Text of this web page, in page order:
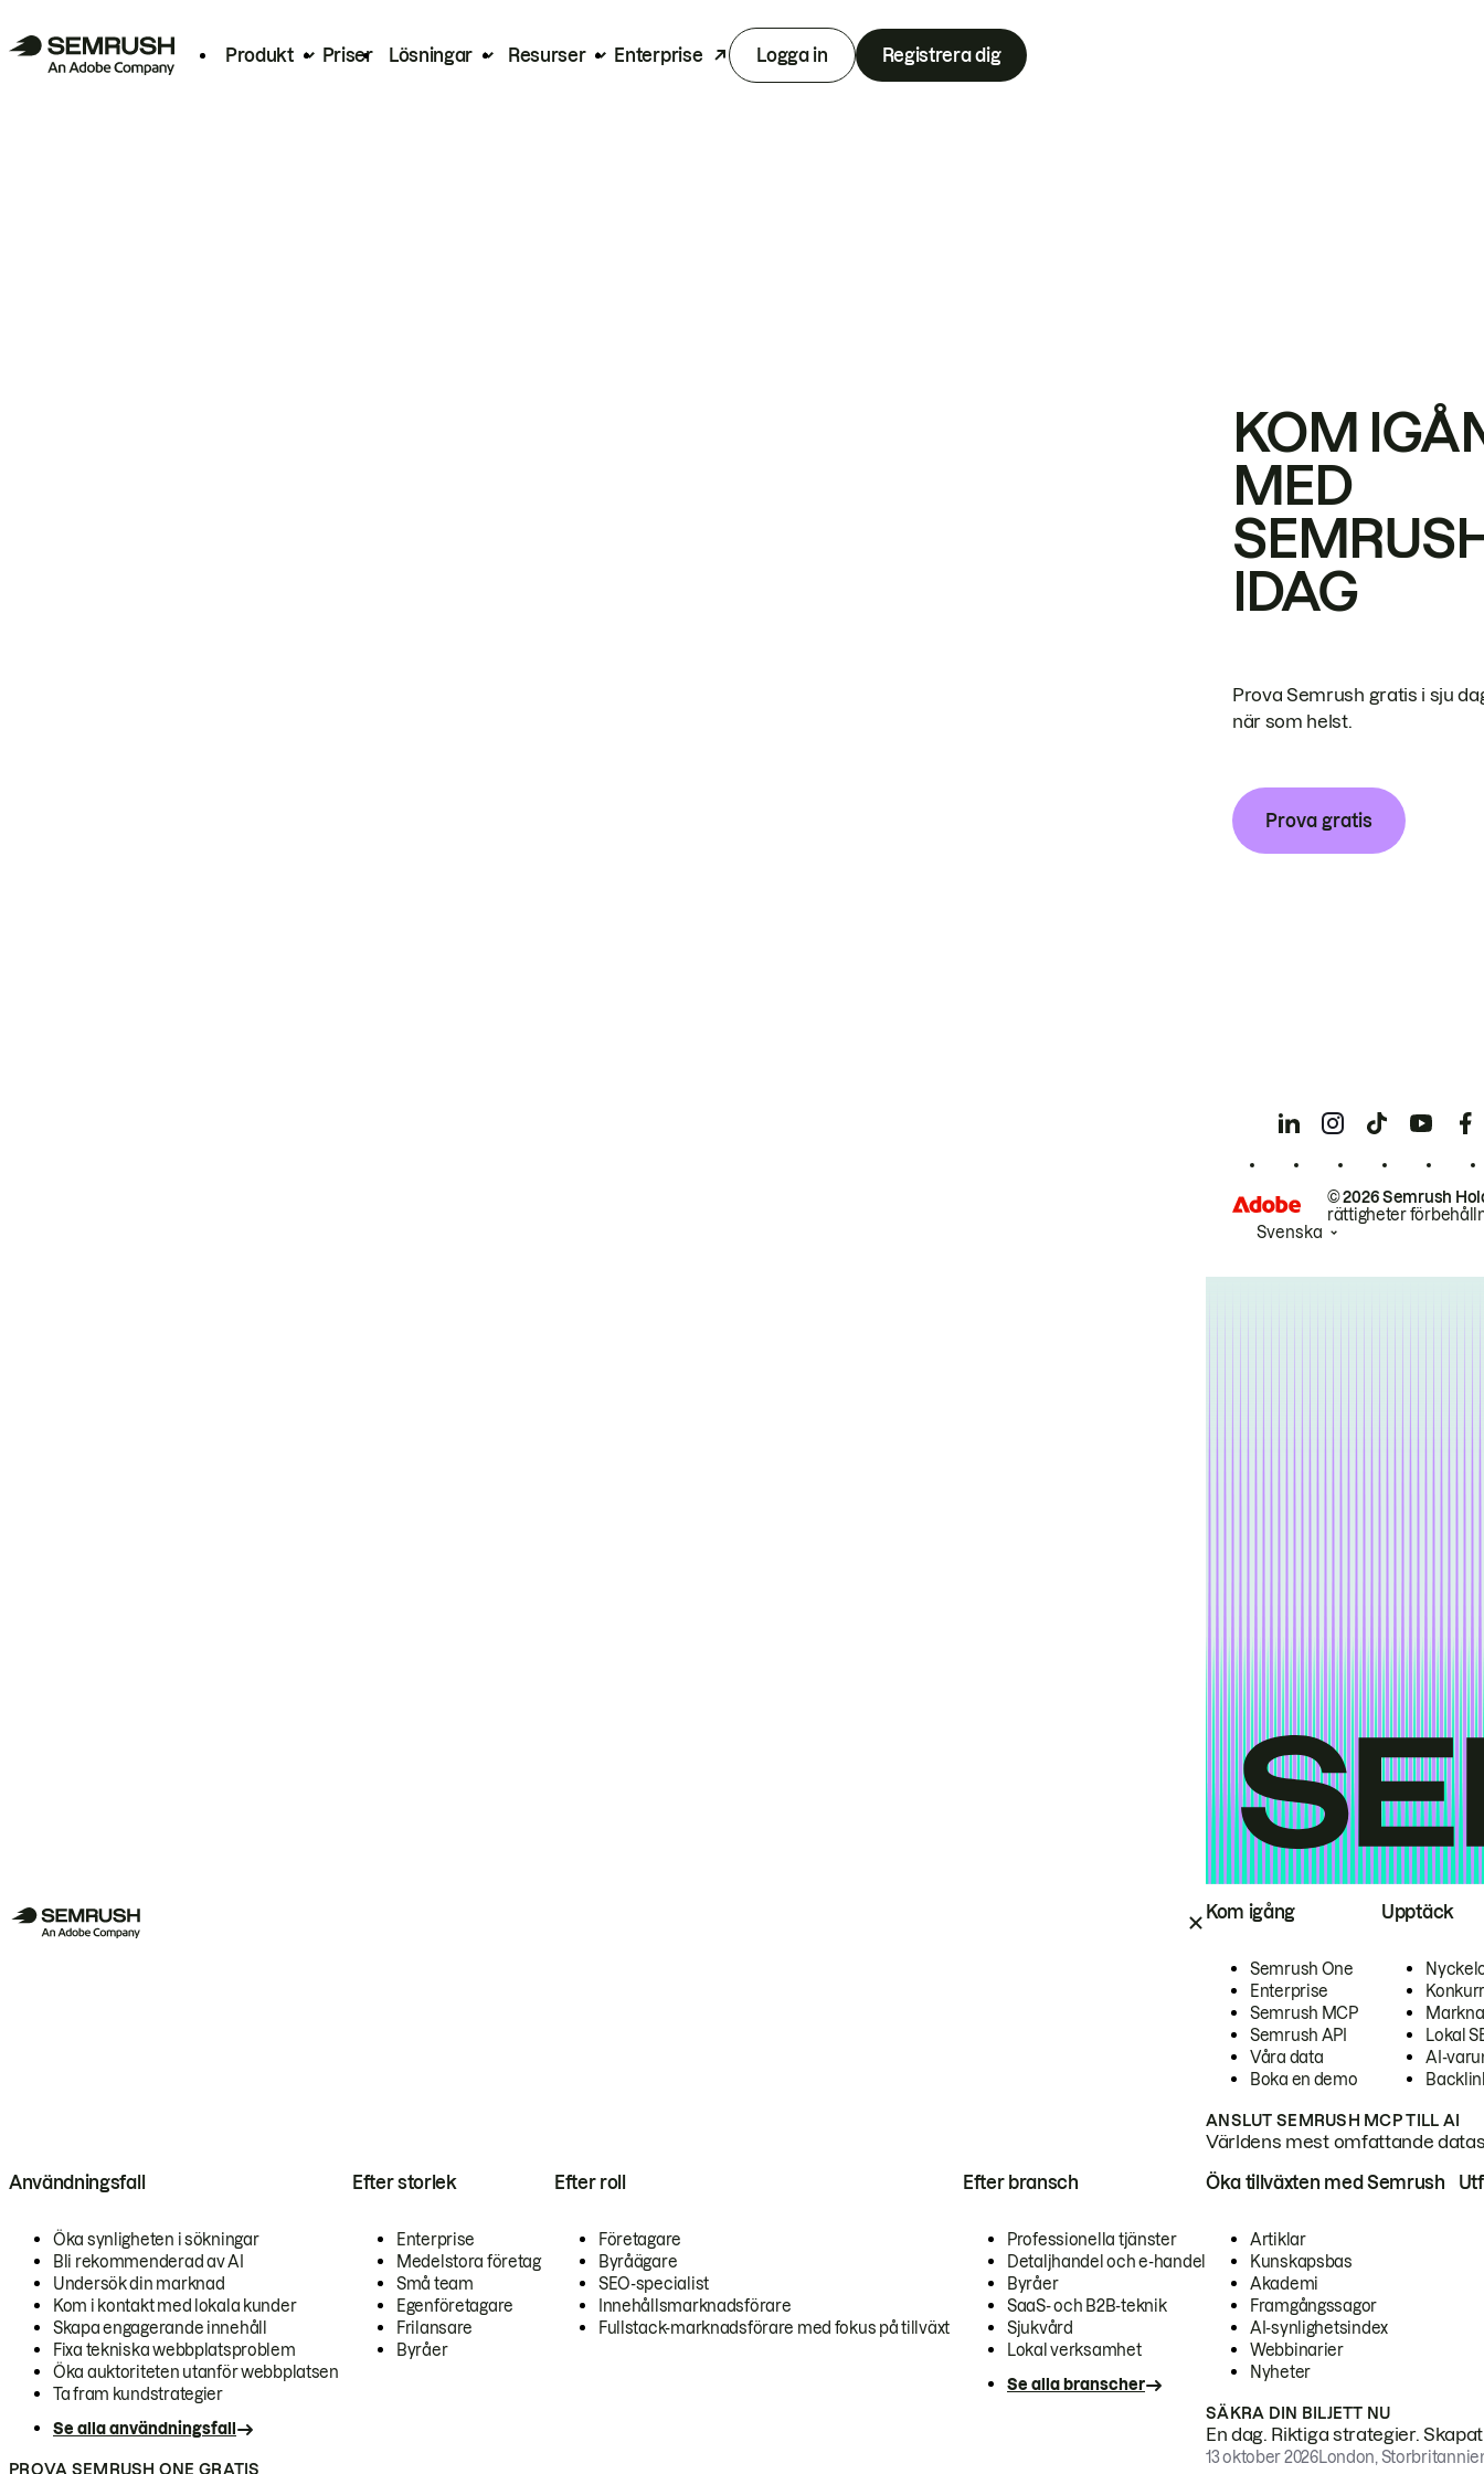
Produkt Priser Lösningar Resurser Enterprise Logga in Registrera dig
Kom igång
Semrush One
Enterprise
Semrush MCP
Semrush API
Våra data
Boka en demo
Upptäck
Lokal
AI-
ANSLUT SEMRUSH MCP TILL AI
Världens mest omfattande
Användningsfall
Öka synligheten i sökningar
Bli rekommenderad av AI
Undersök din marknad
Kom i kontakt med lokala kunder
Skapa engagerande innehåll
Fixa tekniska webbplatsproblem
Öka auktoriteten utanför webbplatsen
Ta fram kundstrategier
Se alla användningsfall
Efter storlek
Enterprise
Medelstora företag
Små team
Egenföretagare
Frilansare
Byråer
Efter roll
Företagare
Byråägare
SEO-specialist
Innehållsmarknadsförare
Fullstack-marknadsförare med fokus på tillväxt
Efter bransch
Professionella tjänster
Detaljhandel och e-handel
Byråer
SaaS- och B2B-teknik
Sjukvård
Lokal verksamhet
Se alla branscher
PROVA SEMRUSH ONE GRATIS
Öka tillväxten med Semrush
Artiklar
Kunskapsbas
Akademi
Framgångssagor
AI-synlighetsindex
Webbinarier
Nyheter
SÄKRA DIN BILJETT NU
En dag. Riktiga strategier.
13 oktober 2026London,
KOM
MED
IDAG
Prova Semrush gratis i sju
när som helst.
Prova gratis
© 2026 Semrush
rättigheter
Svenska